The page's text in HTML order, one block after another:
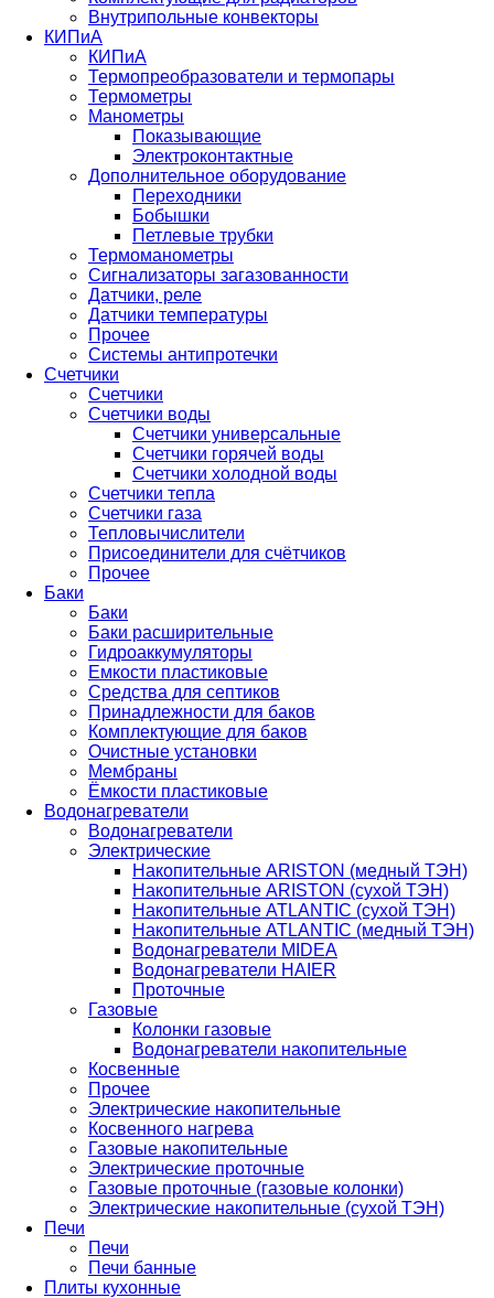
Внутрипольные конвекторы
КИПиА
КИПиА
Термопреобразователи и термопары
Термометры
Манометры
Показывающие
Электроконтактные
Дополнительное оборудование
Переходники
Бобышки
Петлевые трубки
Термоманометры
Сигнализаторы загазованности
Датчики, реле
Датчики температуры
Прочее
Системы антипротечки
Счетчики
Счетчики
Счетчики воды
Счетчики универсальные
Счетчики горячей воды
Счетчики холодной воды
Счетчики тепла
Счетчики газа
Тепловычислители
Присоединители для счётчиков
Прочее
Баки
Баки
Баки расширительные
Гидроаккумуляторы
Емкости пластиковые
Средства для септиков
Принадлежности для баков
Комплектующие для баков
Очистные установки
Мембраны
Ёмкости пластиковые
Водонагреватели
Водонагреватели
Электрические
Накопительные ARISTON (медный ТЭН)
Накопительные ARISTON (сухой ТЭН)
Накопительные ATLANTIC (сухой ТЭН)
Накопительные ATLANTIC (медный ТЭН)
Водонагреватели MIDEA
Водонагреватели HAIER
Проточные
Газовые
Колонки газовые
Водонагреватели накопительные
Косвенные
Прочее
Электрические накопительные
Косвенного нагрева
Газовые накопительные
Электрические проточные
Газовые проточные (газовые колонки)
Электрические накопительные (сухой ТЭН)
Печи
Печи
Печи банные
Плиты кухонные